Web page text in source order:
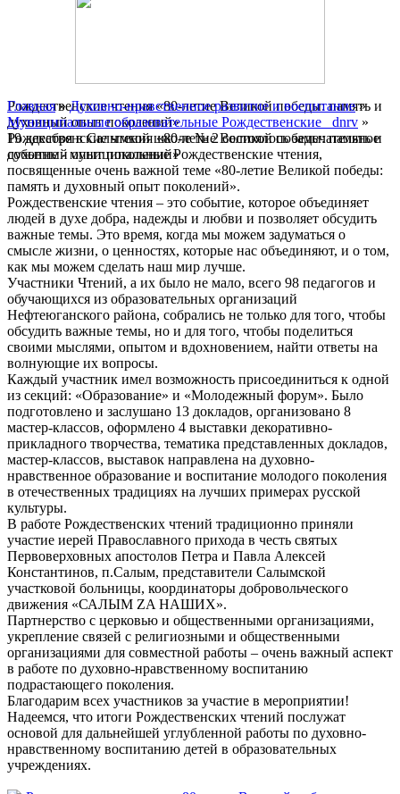
Главная»Духовно-нравственное развитие и воспитание»
Муниципальные образовательные Рождественские _dnrv »
Рождественские чтения «80-летие Великой победы: память и
духовный опыт поколений»
Рождественские чтения «80-летие Великой победы: память и
духовный опыт поколений»
19 декабря в Салымкой школе № 2 состоялось замечательное
событие - муниципальные Рождественские чтения,
посвященные очень важной теме «80-летие Великой победы:
память и духовный опыт поколений».
Рождественские чтения – это событие, которое объединяет
людей в духе добра, надежды и любви и позволяет обсудить
важные темы. Это время, когда мы можем задуматься о
смысле жизни, о ценностях, которые нас объединяют, и о том,
как мы можем сделать наш мир лучше.
Участники Чтений, а их было не мало, всего 98 педагогов и
обучающихся из образовательных организаций
Нефтеюганского района, собрались не только для того, чтобы
обсудить важные темы, но и для того, чтобы поделиться
своими мыслями, опытом и вдохновением, найти ответы на
волнующие их вопросы.
Каждый участник имел возможность присоединиться к одной
из секций: «Образование» и «Молодежный форум». Было
подготовлено и заслушано 13 докладов, организовано 8
мастер-классов, оформлено 4 выставки декоративно-
прикладного творчества, тематика представленных докладов,
мастер-классов, выставок направлена на духовно-
нравственное образование и воспитание молодого поколения
в отечественных традициях на лучших примерах русской
культуры.
В работе Рождественских чтений традиционно приняли
участие иерей Православного прихода в честь святых
Первоверховных апостолов Петра и Павла Алексей
Константинов, п.Салым, представители Салымской
участковой больницы, координаторы добровольческого
движения «САЛЫМ ZA НАШИХ».
Партнерство с церковью и общественными организациями,
укрепление связей с религиозными и общественными
организациями для совместной работы – очень важный аспект
в работе по духовно-нравственному воспитанию
подрастающего поколения.
Благодарим всех участников за участие в мероприятии!
Надеемся, что итоги Рождественских чтений послужат
основой для дальнейшей углубленной работы по духовно-
нравственному воспитанию детей в образовательных
учреждениях.